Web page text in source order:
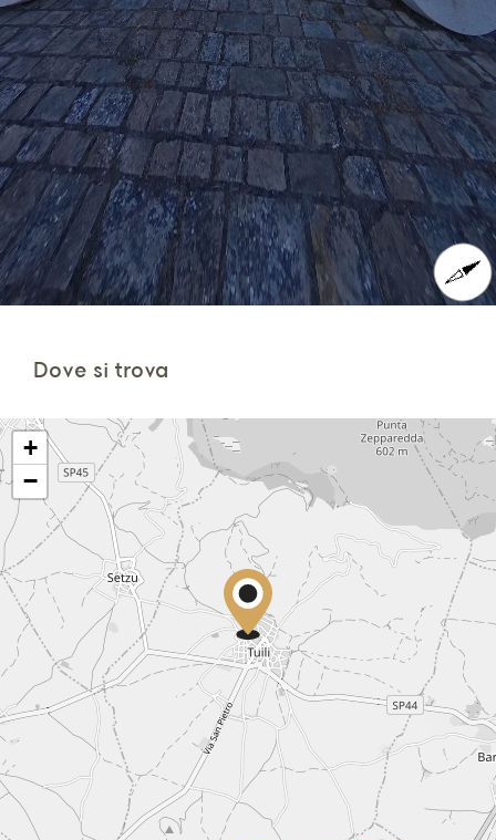
Dove si trova
+
−